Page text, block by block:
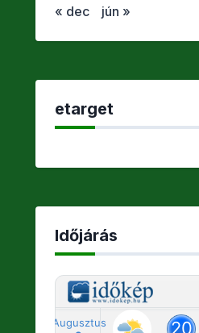
« dec jún »
etarget
Időjárás